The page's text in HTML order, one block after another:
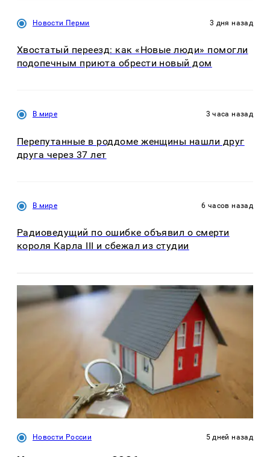
Новости Перми 3 дня назад
Хвостатый переезд: как «Новые люди» помогли
подопечным приюта обрести новый дом
В мире 3 часа назад
Перепутанные в роддоме женщины нашли друг
друга через 37 лет
В мире 6 часов назад
Радиоведущий по ошибке объявил о смерти
короля Карла III и сбежал из студии
Новости России 5 дней назад